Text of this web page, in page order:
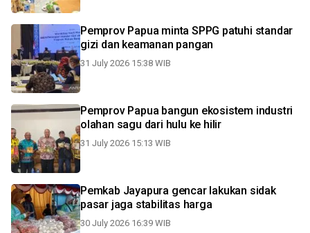
Pemprov Papua minta SPPG patuhi standar
gizi dan keamanan pangan
31 July 2026 15:38 WIB
Pemprov Papua bangun ekosistem industri
olahan sagu dari hulu ke hilir
31 July 2026 15:13 WIB
Pemkab Jayapura gencar lakukan sidak
pasar jaga stabilitas harga
30 July 2026 16:39 WIB